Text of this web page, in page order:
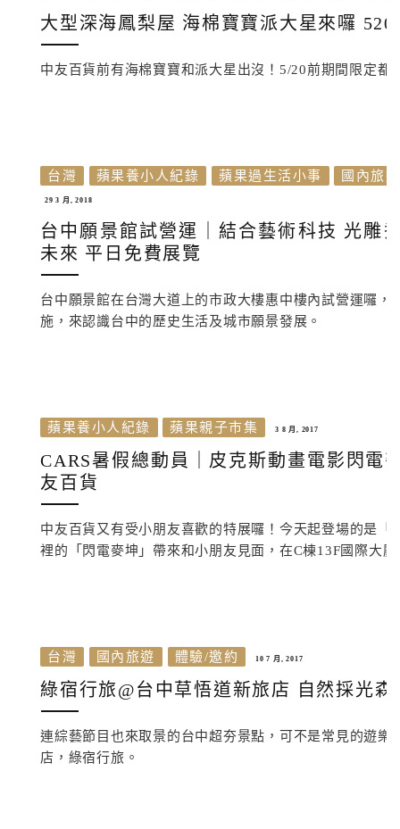
大型深海鳳梨屋 海棉寶寶派大星來囉
中友百貨前有海棉寶寶和派大星出沒！5/20前期間限定
台灣 蘋果養小人紀錄 蘋果過生活小事 國內旅遊
29 3 月, 2018
台中願景館試營運｜結合藝術科技 光雕
未來 平日免費展覽
台中願景館在台灣大道上的市政大樓惠中樓內試營運囉
施，來認識台中的歷史生活及城市願景發展。
蘋果養小人紀錄 蘋果親子市集 3 8 月, 2017
CARS暑假總動員｜皮克斯動畫電影閃電
友百貨
中友百貨又有受小朋友喜歡的特展囉！今天起登場的是
裡的「閃電麥坤」帶來和小朋友見面，在C棟13F國際大
台灣 國內旅遊 體驗/邀約 10 7 月, 2017
綠宿行旅@台中草悟道新旅店 自然採光
連綜藝節目也來取景的台中超夯景點，可不是常見的遊
店，綠宿行旅。